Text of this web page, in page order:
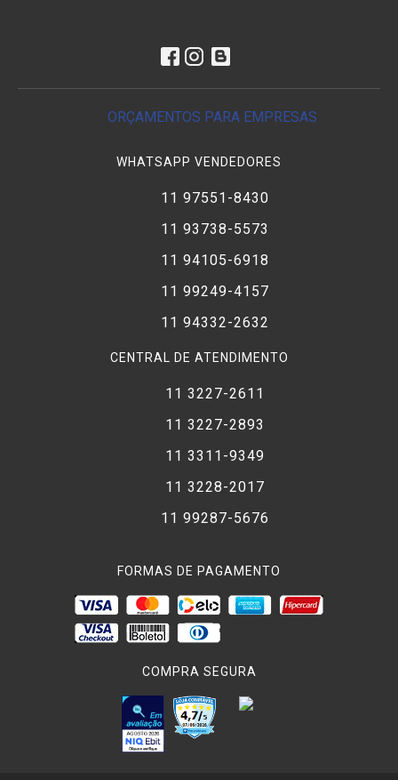
ORÇAMENTOS PARA EMPRESAS
WHATSAPP VENDEDORES
11 97551-8430
11 93738-5573
11 94105-6918
11 99249-4157
11 94332-2632
CENTRAL DE ATENDIMENTO
11 3227-2611
11 3227-2893
11 3311-9349
11 3228-2017
11 99287-5676
FORMAS DE PAGAMENTO
COMPRA SEGURA